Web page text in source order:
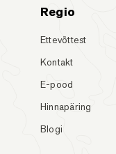
Regio
Ettevõttest
Kontakt
E-pood
Hinnapäring
Blogi